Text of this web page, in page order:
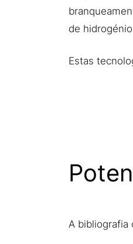
de
Estas
A bibliografia